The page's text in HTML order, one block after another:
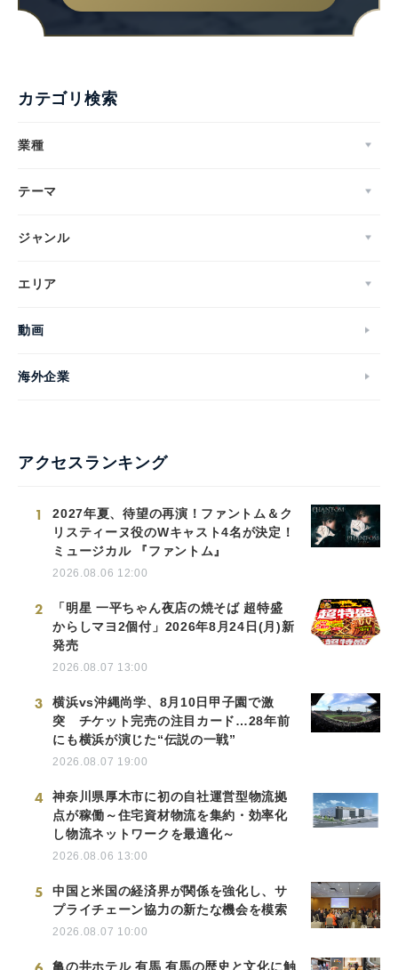
カテゴリ検索
業種
テーマ
ジャンル
エリア
動画
海外企業
アクセスランキング
1
2027年夏、待望の再演！ファントム＆ク
リスティーヌ役のWキャスト4名が決定！
ミュージカル 『ファントム』
2026.08.06 12:00
2
「明星 一平ちゃん夜店の焼そば 超特盛
からしマヨ2個付」2026年8月24日(月)新
発売
2026.08.07 13:00
3
横浜vs沖縄尚学、8月10日甲子園で激
突 チケット完売の注目カード…28年前
にも横浜が演じた“伝説の一戦”
2026.08.07 19:00
4
神奈川県厚木市に初の自社運営型物流拠
点が稼働～住宅資材物流を集約・効率化
し物流ネットワークを最適化～
2026.08.06 13:00
5
中国と米国の経済界が関係を強化し、サ
プライチェーン協力の新たな機会を模索
2026.08.07 10:00
亀の井ホテル 有馬 有馬の歴史と文化に触